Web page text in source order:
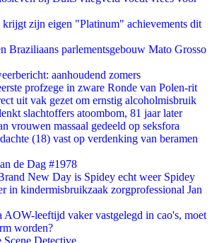
zijn eigen "Platinum" achievements dit
Braziliaans parlementsgebouw Mato Grosso
aanhoudend zomers
profzege in zware Ronde van Polen-rit
uit vak gezet om ernstig alcoholmisbruik
slachtoffers atoombom, 81 jaar later
vrouwen massaal gedeeld op seksfora
(18) vast op verdenking van beramen
de Dag #1978
New Day is Spidey echt weer Spidey
in kindermisbruikzaak zorgprofessional Jan
AOW-leeftijd vaker vastgelegd in cao's, moet
worden?
Scene Detective